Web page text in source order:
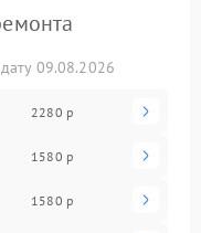
09.08.2026
2280 р
1580 р
1580 р